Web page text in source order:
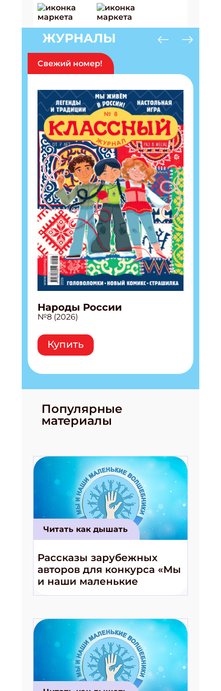
ЖУРНАЛЫ
Свежий номер!
Народы России
№8 (2026)
Купить
Популярные
материалы
Читать как дышать
Рассказы зарубежных
авторов для конкурса «Мы
и наши маленькие
волшебники!»